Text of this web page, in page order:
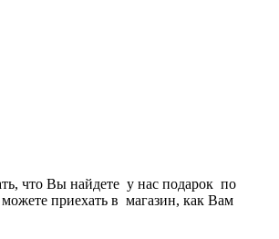
что Вы найдете у нас подарок по
приехать в магазин, как Вам